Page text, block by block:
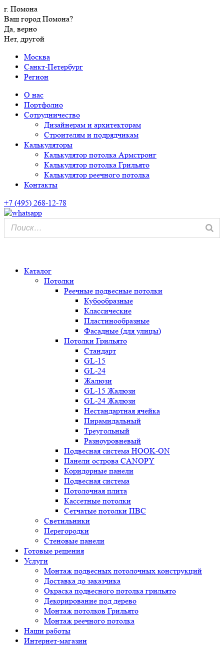
г. Помона
Ваш город Помона?
Да, верно
Нет, другой
Москва
Санкт-Петербург
Регион
О нас
Портфолио
Сотрудничество
Дизайнерам и архитекторам
Строителям и подрядчикам
Калькуляторы
Калькулятор потолка Армстронг
Калькулятор потолка Грильято
Калькулятор реечного потолка
Контакты
+7 (495) 268-12-78
Каталог
Потолки
Реечные подвесные потолки
Кубообразные
Классические
Пластинообразные
Фасадные (для улицы)
Потолки Грильято
Стандарт
GL-15
GL-24
Жалюзи
GL-15 Жалюзи
GL-24 Жалюзи
Нестандартная ячейка
Пирамидальный
Треугольный
Разноуровневый
Подвесная система HOOK-ON
Панели острова CANOPY
Коридорные панели
Подвесная система
Потолочная плита
Кассетные потолки
Сетчатые потолки ПВС
Светильники
Перегородки
Стеновые панели
Готовые решения
Услуги
Монтаж подвесных потолочных конструкций
Доставка до заказчика
Окраска подвесного потолка грильято
Декорирование под дерево
Монтаж потолков Грильято
Монтаж реечного потолка
Наши работы
Интернет-магазин